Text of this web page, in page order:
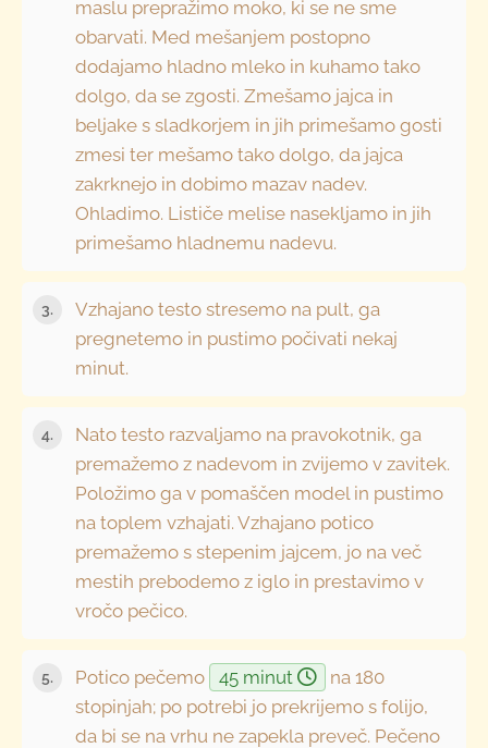
maslu prepražimo moko, ki se ne sme
obarvati. Med mešanjem postopno
dodajamo hladno mleko in kuhamo tako
dolgo, da se zgosti. Zmešamo jajca in
beljake s sladkorjem in jih primešamo gosti
zmesi ter mešamo tako dolgo, da jajca
zakrknejo in dobimo mazav nadev.
Ohladimo. Lističe melise nasekljamo in jih
primešamo hladnemu nadevu.
Vzhajano testo stresemo na pult, ga
pregnetemo in pustimo počivati nekaj
minut.
Nato testo razvaljamo na pravokotnik, ga
premažemo z nadevom in zvijemo v zavitek.
Položimo ga v pomaščen model in pustimo
na toplem vzhajati. Vzhajano potico
premažemo s stepenim jajcem, jo na več
mestih prebodemo z iglo in prestavimo v
vročo pečico.
Potico pečemo 45 minut
na 180
stopinjah; po potrebi jo prekrijemo s folijo,
da bi se na vrhu ne zapekla preveč. Pečeno